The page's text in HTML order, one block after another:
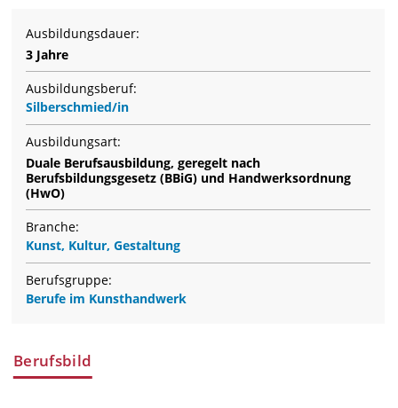
Ausbildungsdauer:
3 Jahre
Ausbildungsberuf:
Silberschmied/in
Ausbildungsart:
Duale Berufsausbildung, geregelt nach
Berufsbildungsgesetz (BBiG) und Handwerksordnung
(HwO)
Branche:
Kunst, Kultur, Gestaltung
Berufsgruppe:
Berufe im Kunsthandwerk
Berufsbild